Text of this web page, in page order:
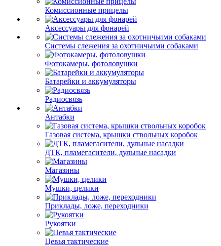
Комиссионные прицелы
Аксессуары для фонарей
Системы слежения за охотничьими собаками
Фотокамеры, фотоловушки
Батарейки и аккумуляторы
Радиосвязь
Антабки
Газовая система, крышки ствольных коробок
ДТК, пламегасители, дульные насадки
Магазины
Мушки, целики
Приклады, ложе, переходники
Рукоятки
Цевья тактические